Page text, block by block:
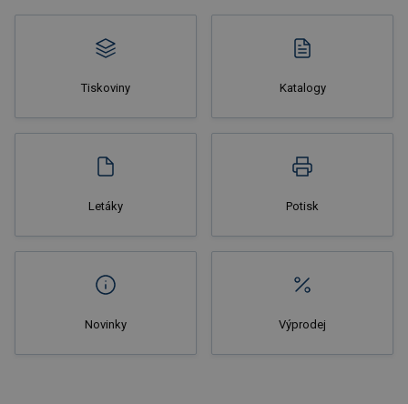
Tiskoviny Katalogy
Letáky Potisk
Novinky Výprodej